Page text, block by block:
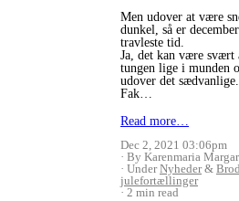
Men udover at være
dunkel, så er
travleste tid.
Ja, det kan være svært
tungen lige i munden
udover det sædvanlige.
Fak…
Read more…
Dec 2, 2021 03:06pm
By Karenmaria
UnderNyheder&
julefortællinger
2 min read